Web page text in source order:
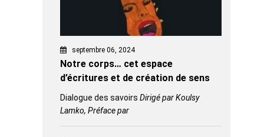
septembre 06, 2024
Notre corps… cet espace
d’écritures et de création de sens
Dialogue des savoirs Dirigé par Koulsy
Lamko, Préface par